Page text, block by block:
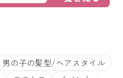
男の子の髪型/ヘアスタイル